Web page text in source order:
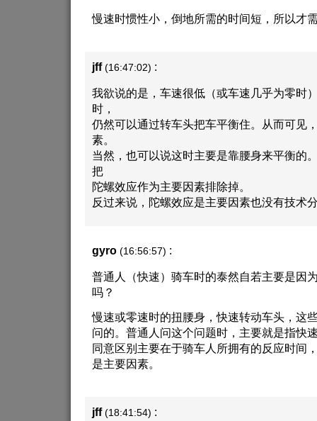
慢速时惯性小，倒地所需的时间短，所以才
jff (16:47:02) :
我欲说的是，车速很低（或车速几乎为零时
时，
仍然可以通过转车头把车平衡住。从而可见
素。
当然，也可以说这时主要是靠腰身来平衡的
把
陀螺效应作为主要因素排除掉。
反过来说，陀螺效应是主要因素也没有技术
gyro (16:56:57) :
普通人（快速）骑车时的泰然自若主要是因
吗？
慢速或零速时的扭腰身，快速转动车头，这
问的。普通人问这个问题时，主要就是指快
同意区别主要在于骑车人所拥有的反应时间
是主要因素。
jff (18:41:54) :